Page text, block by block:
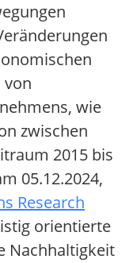
von
wie
zwischen
2015 bis
05.12.2024,
Research
orientierte
Nachhaltigkeit